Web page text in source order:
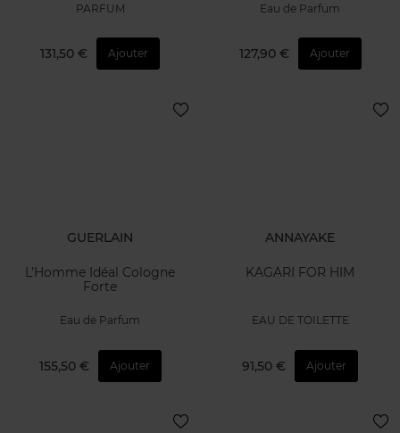
PARFUM
131,50 € Ajouter
Eau de Parfum
127,90 € Ajouter
GUERLAIN
L’Homme Idéal Cologne
Forte
Eau de Parfum
155,50 € Ajouter
ANNAYAKE
KAGARI FOR HIM
EAU DE TOILETTE
91,50 € Ajouter